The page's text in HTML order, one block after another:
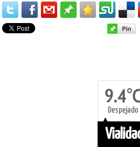
Despejado